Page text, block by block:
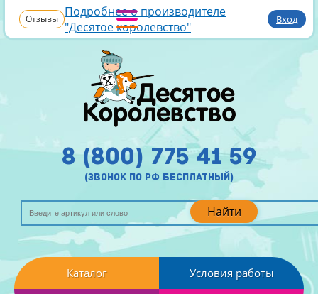
Отзывы Подробнее о производителе
"Десятое королевство"
Вход
Найти
8 (800) 775 41 59
(звонок по рф бесплатный)
Каталог Условия работы